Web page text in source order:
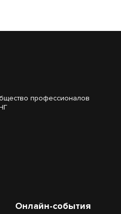
профессионалов
Онлайн-события